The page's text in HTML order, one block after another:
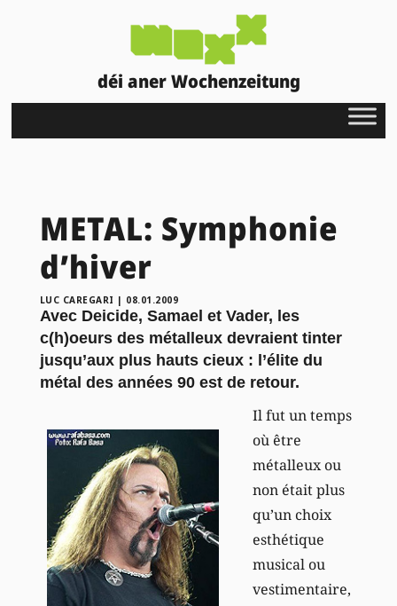
déi aner Wochenzeitung
METAL: Symphonie
d’hiver
LUC CAREGARI | 08.01.2009
Avec Deicide, Samael et Vader, les
c(h)oeurs des métalleux devraient tinter
jusqu’aux plus hauts cieux : l’élite du
métal des années 90 est de retour.
Il fut un temps
où être
métalleux ou
non était plus
qu’un choix
esthétique
musical ou
vestimentaire,